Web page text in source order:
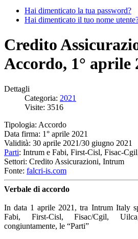
Hai dimenticato la tua password?
Hai dimenticato il tuo nome
Credito
Accordo, 1° aprile
Dettagli
Categoria: 2021
Visite: 3516
Tipologia: Accordo
Data firma: 1° aprile 2021
Validità: 30 aprile 2021/30 giugno 2021
Parti: Intrum e Fabi, First-Cisl, Fisac-
Settori: Credito Assicurazioni, Intrum
Fonte: falcri-is.com
Verbale di accordo
In data 1 aprile 2021, tra Intrum Italy
Fabi, First-Cisl, Fisac/Cgil,
congiuntamente, le “Parti”